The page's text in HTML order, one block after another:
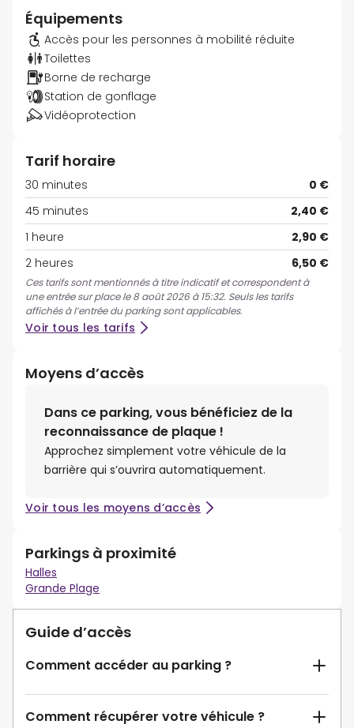
Équipements
Accès pour les personnes à mobilité réduite
Toilettes
Borne de recharge
Station de gonflage
Vidéoprotection
Tarif horaire
30 minutes
0 €
45 minutes
2,40 €
1 heure
2,90 €
2 heures
6,50 €
Ces tarifs sont mentionnés à titre indicatif et correspondent à
une entrée sur place le 8 août 2026 à 15:32. Seuls les tarifs
affichés à l’entrée du parking sont applicables.
Voir tous les tarifs
Moyens d’accès
Dans ce parking, vous bénéficiez de la
reconnaissance de plaque !
Approchez simplement votre véhicule de la
barrière qui s’ouvrira automatiquement.
Voir tous les moyens d’accès
Parkings à proximité
Halles
Grande Plage
Guide d’accès
Comment accéder au parking ?
Comment récupérer votre véhicule ?